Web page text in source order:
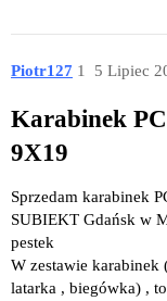
Piotr127 5 Lipiec
1
Karabinek
9X19
Sprzedam karabinek
SUBIEKT Gdańsk w
pestek
W zestawie karabinek
latarka , biegówka) ,